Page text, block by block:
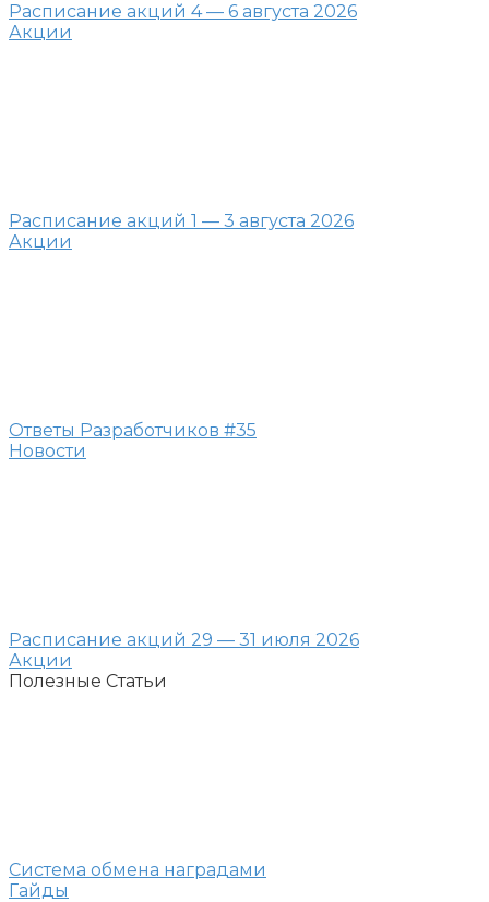
Расписание акций 4 — 6 августа 2026
Акции
Расписание акций 1 — 3 августа 2026
Акции
Ответы Разработчиков #35
Новости
Расписание акций 29 — 31 июля 2026
Акции
Полезные Статьи
Система обмена наградами
Гайды